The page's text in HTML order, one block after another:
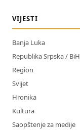
VIJESTI
Banja Luka
Republika Srpska / BiH
Region
Svijet
Hronika
Kultura
Saopštenje za medije